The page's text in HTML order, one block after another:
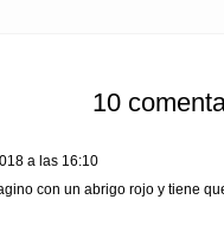
10
a las 16:10
con un abrigo rojo y tiene